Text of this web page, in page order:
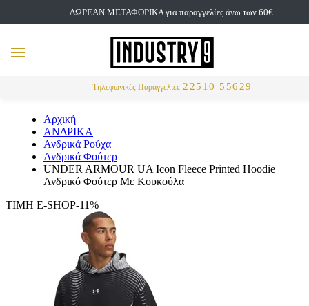
ΔΩΡΕΑΝ ΜΕΤΑΦΟΡΙΚΑ για παραγγελίες άνω των 60€.
Τηλεφωνικές Παραγγελίες 22510 55629
MENU
Αρχική
ΑΝΔΡΙΚΑ
Ανδρικά Ρούχα
Ανδρικά Φούτερ
UNDER ARMOUR UA Icon Fleece Printed Hoodie
Ανδρικό Φούτερ Με Κουκούλα
ΤΙΜΗ E-SHOP-11%